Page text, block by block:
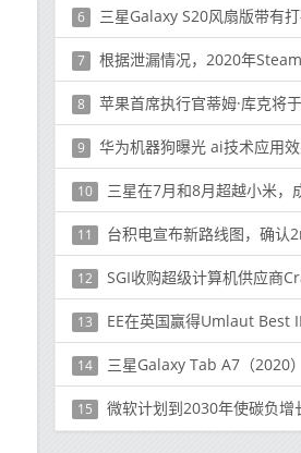
6 三星Galaxy S20风扇版带有打孔显示屏和三
7 根据泄漏情况，2020年Steam夏季大减价将
8 苹果首席执行官蒂姆·库克将于明年年底
9 华为机器狗曝光 ai技术应用
10 三星在7月和8月超越小米，成为印度智能手
11 台积电宣布新路线图，确认2nm芯
12 SGI收购超级计算机供应商
13 EE在英国赢得Umlaut Best IN TEST
14 三星Galaxy Tab A7（2020）处理器和颜色变体
15 微软计划到2030年使碳负增长